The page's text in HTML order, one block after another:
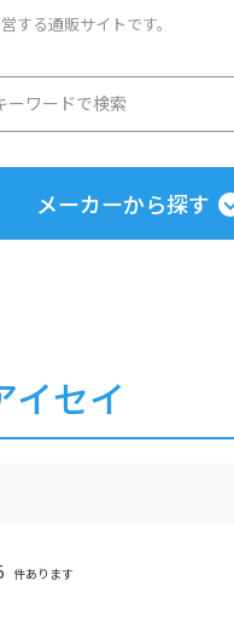
する通販サイトです。
メーカーから探す
イセイ
件あります